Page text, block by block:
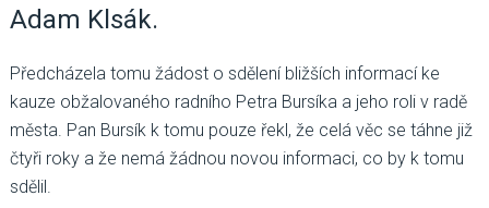
Adam Klsák.
Předcházela tomu žádost o sdělení bližších informací ke
kauze obžalovaného radního Petra Bursíka a jeho roli v radě
města. Pan Bursík k tomu pouze řekl, že celá věc se táhne již
čtyři roky a že nemá žádnou novou informaci, co by k tomu
sdělil.